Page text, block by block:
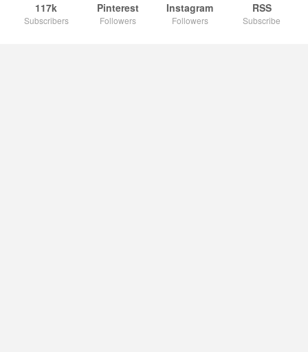
117k
Subscribers
Pinterest
Followers
Instagram
Followers
RSS
Subscribe